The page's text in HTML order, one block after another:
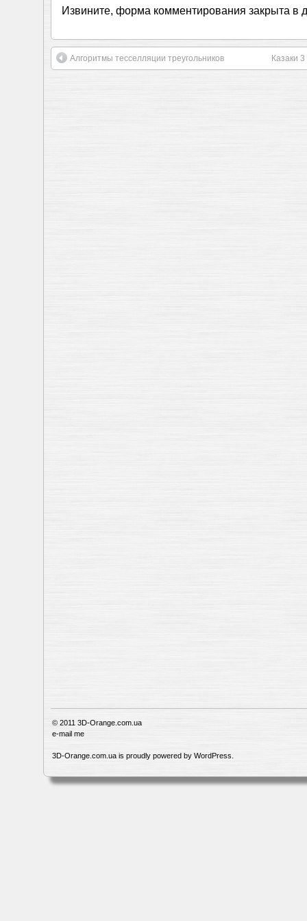
Извините, форма комментирования закрыта в
Алгоритмы тесселляции треугольников Казаки
© 2011 3D-Orange.com.ua
e-mail me
3D-Orange.com.ua is proudly powered by WordPress